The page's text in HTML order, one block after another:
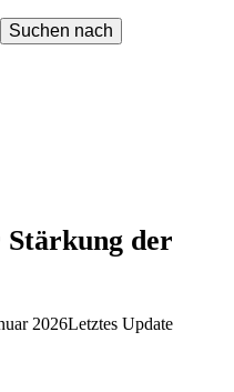
Suchen nach
Stärkung der
2026Letztes Update